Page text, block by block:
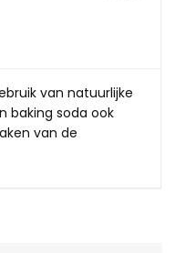
van natuurlijke
baking soda ook
van de